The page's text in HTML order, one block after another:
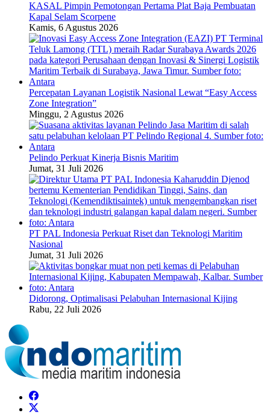
KASAL Pimpin Pemotongan Pertama Plat Baja Pembuatan
Kapal Selam Scorpene
Kamis, 6 Agustus 2026
Percepatan Layanan Logistik Nasional Lewat “Easy Access
Zone Integration”
Minggu, 2 Agustus 2026
Pelindo Perkuat Kinerja Bisnis Maritim
Jumat, 31 Juli 2026
PT PAL Indonesia Perkuat Riset dan Teknologi Maritim
Nasional
Jumat, 31 Juli 2026
Didorong, Optimalisasi Pelabuhan Internasional Kijing
Rabu, 22 Juli 2026